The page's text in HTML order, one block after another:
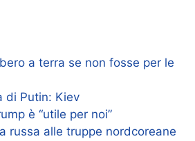
a terra se non fosse per le
di Putin: Kiev
è “utile per noi”
russa alle truppe nordcoreane